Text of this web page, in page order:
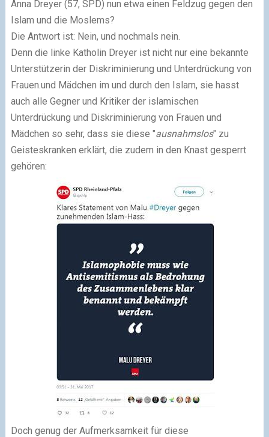
Anna Dreyer (57, SPD) nun etwa einen Feldzug gegen den
Islam und die Moslems?
Die Antwort ist: Nein, und nochmals nein.
Denn die linke Katholin Dreyer ist nicht nur eine bekannte
Unterstützerin der Diskriminierung und Unterdrückung von
Frauen.und Mädchen im und durch den Islam, sie hasst
auch alle Gegner und Kritiker der islamischen
Unterdrückung und Diskriminierung von Frauen und
Mädchen so sehr, dass sie diese "ausnahmslos" zu
Geisteskranken erklärt, die zudem in den Knast gesperrt
gehören:
Doch genug der Aufmerksamkeit für diese